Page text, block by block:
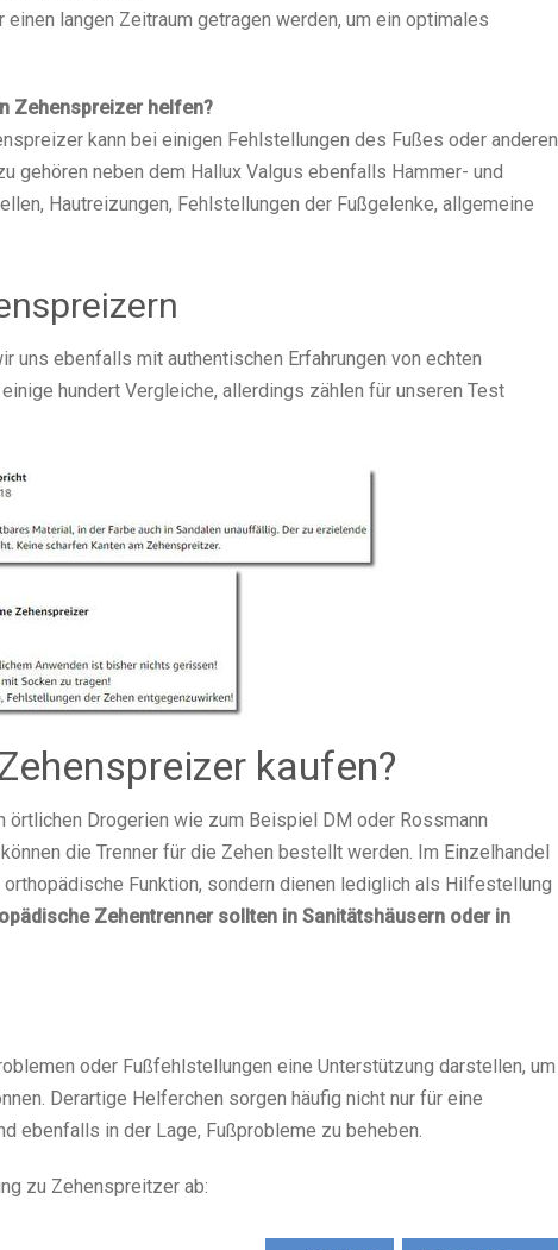
langen Zeitraum getragen werden, um ein optimales
Zehenspreizer helfen?
kann bei einigen Fehlstellungen des Fußes oder anderen
gehören neben dem Hallux Valgus ebenfalls Hammer- und
Hautreizungen, Fehlstellungen der Fußgelenke, allgemeine
uns ebenfalls mit authentischen Erfahrungen von echten
hundert Vergleiche, allerdings zählen für unseren Test
kaufen?
örtlichen Drogerien wie zum Beispiel DM oder Rossmann
die Trenner für die Zehen bestellt werden. Im Einzelhandel
Funktion, sondern dienen lediglich als Hilfestellung
Zehentrenner sollten in Sanitätshäusern oder in
oder Fußfehlstellungen eine Unterstützung darstellen, um
Derartige Helferchen sorgen häufig nicht nur für eine
ebenfalls in der Lage, Fußprobleme zu beheben.
zu Zehenspreitzer ab: